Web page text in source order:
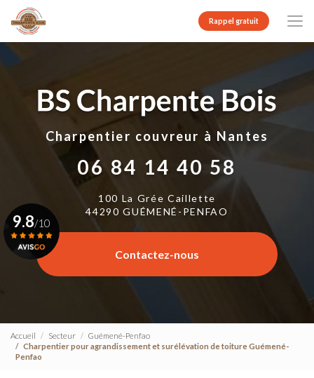
contenu
principal
Rappel gratuit
Charpentier couvreur à Nantes
06 84 14 40 58
100 La Grée Caillette
44290 GUÉMENÉ-PENFAO
Contactez-nous
9.8/10
Voir le certificat
Accueil Secteur
Guémené-Penfao
Charpentier pour agrandissement et surélévation de toiture Guémené-
Penfao